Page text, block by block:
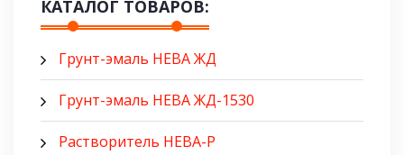
КАТАЛОГ ТОВАРОВ:
Грунт-эмаль НЕВА ЖД
Грунт-эмаль НЕВА ЖД-1530
Растворитель НЕВА-Р